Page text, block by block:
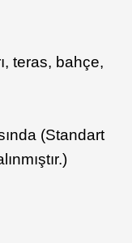
teras, bahçe,
(Standart